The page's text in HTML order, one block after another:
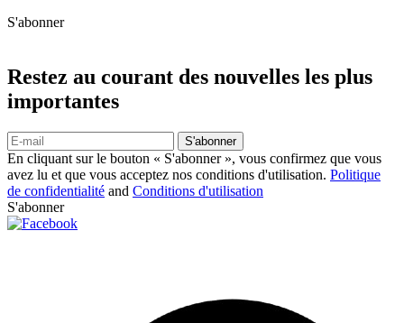
S'abonner
Restez au courant des nouvelles les plus
importantes
S'abonner
En cliquant sur le bouton « S'abonner », vous confirmez que vous
avez lu et que vous acceptez nos conditions d'utilisation. Politique
de confidentialité and Conditions d'utilisation
S'abonner